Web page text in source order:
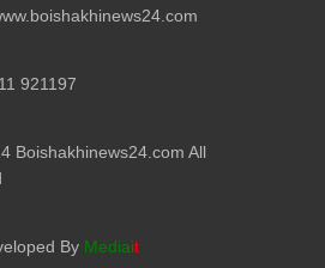
921197
Boishakhinews24.com All
By Mediait